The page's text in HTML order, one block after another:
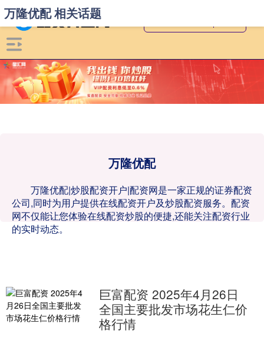
万隆优配
万隆优配|炒股配资开户|配资网是一家正规的证券配资
公司,同时为用户提供在线配资开户及炒股配资服务。配资
网不仅能让您体验在线配资炒股的便捷,还能关注配资行业
的实时动态。
万隆优配 相关话题
巨富配资 2025年4月26日
全国主要批发市场花生仁价
格行情